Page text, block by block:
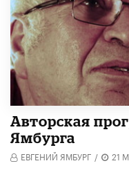
Авторская
Ямбурга
ЕВГЕНИЙ ЯМБУРГ / 21